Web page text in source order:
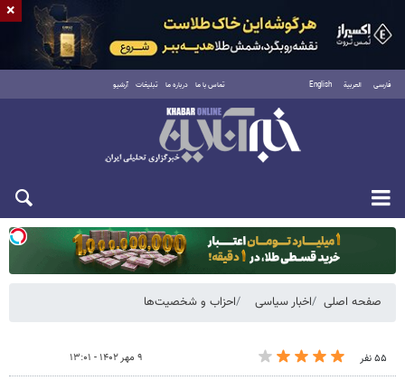
فارسی العربية English تماس با ما درباره ما تبلیغات آرشیو
دوشنبه ۱۹ مرداد ۱۴۰۵
صفحه اصلی اخبار سیاسی احزاب و شخصیت‌ها
۵۵ نفر ۹ مهر ۱۴۰۲ - ۱۳:۰۱
×